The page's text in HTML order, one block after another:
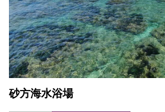
砂方海水浴場